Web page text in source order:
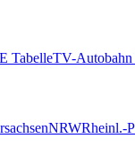
TabelleTV-Autobahn
NRWRheinl.-